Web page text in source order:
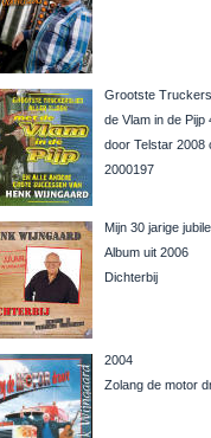
Grootste
de Vlam in de
door Telstar 2008
2000197
Mijn 30 jarige
Album uit 2006
Dichterbij
2004
Zolang de motor